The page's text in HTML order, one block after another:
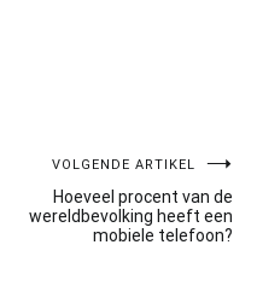
VOLGENDE ARTIKEL
Hoeveel procent van de
wereldbevolking heeft een
mobiele telefoon?